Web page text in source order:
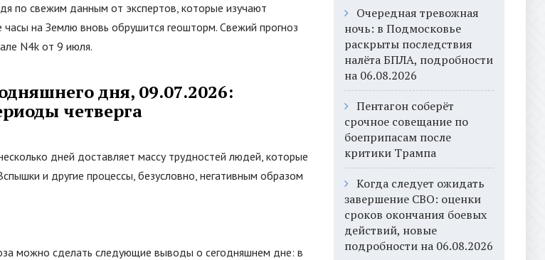
по свежим данным от экспертов, которые изучают
на Землю вновь обрушится геошторм. Свежий прогноз
N4k от 9 июля.
дня, 09.07.2026:
четверга
дней доставляет массу трудностей людей, которые
и другие процессы, безусловно, негативным образом
можно сделать следующие выводы о сегодняшнем дне: в
Очередная тревожная
ночь: в Подмосковье
раскрыты последствия
налёта БПЛА, подробности
на 06.08.2026
Пентагон соберёт
срочное совещание по
боеприпасам после
критики Трампа
Когда следует ожидать
завершение СВО: оценки
сроков окончания боевых
действий, новые
подробности на 06.08.2026